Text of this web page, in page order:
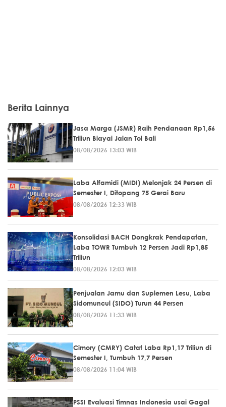
Berita Lainnya
Jasa Marga (JSMR) Raih Pendanaan Rp1,56
Triliun Biayai Jalan Tol Bali
08/08/2026 13:03 WIB
Laba Alfamidi (MIDI) Melonjak 24 Persen di
Semester I, Ditopang 75 Gerai Baru
08/08/2026 12:33 WIB
Konsolidasi BACH Dongkrak Pendapatan,
Laba TOWR Tumbuh 12 Persen Jadi Rp1,85
Triliun
08/08/2026 12:03 WIB
Penjualan Jamu dan Suplemen Lesu, Laba
Sidomuncul (SIDO) Turun 44 Persen
08/08/2026 11:33 WIB
Cimory (CMRY) Catat Laba Rp1,17 Triliun di
Semester I, Tumbuh 17,7 Persen
08/08/2026 11:04 WIB
PSSI Evaluasi Timnas Indonesia usai Gagal